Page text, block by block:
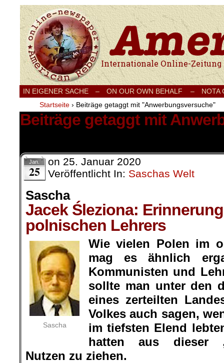
Internationale Onlinezeitung für Frieden,
IN EIGENER SACHE – ON OUR OWN BEHALF –
NOTA
Startseite › Beiträge getaggt mit "Anwerbungsversuche"
Beiträge getaggt mit
Jan.
25
on 25. Januar 2020
Veröffentlicht In: Saschas Welt
Sascha
Jacek Śleziona:
polnischen Lehrers
Sascha
Wie vielen Polen im
mag es ähnlich
Kommunisten und
sollte man unter den
eines zerteilten
Volkes auch sagen,
im tiefsten Elend
hatten aus dieser
Nutzen zu ziehen.